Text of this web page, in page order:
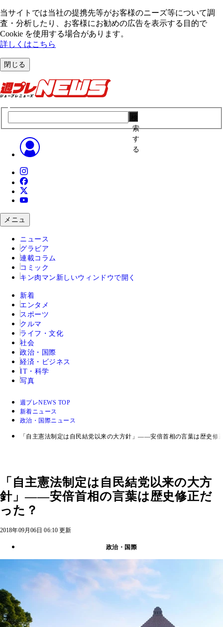
当サイトでは当社の提携先等がお客様のニーズ等について調
査・分析したり、お客様にお勧めの広告を表⽰する⽬的で
Cookie を使⽤する場合があります。
詳しくはこちら
閉じる
索
す
る
メニュ
ニュース
グラビア
連載コラム
コミック
キン肉マン 新しいウィンドウで開く
新着
エンタメ
スポーツ
クルマ
ライフ・文化
社会
政治・国際
経済・ビジネス
IT・科学
写真
週プレNEWS TOP
新着ニュース
政治・国際ニュース
「自主憲法制定は自民結党以来の大方針」――安倍首相の言葉は歴史修
「自主憲法制定は自民結党以来の大方
針」――安倍首相の言葉は歴史修正だ
った？
2018年09月06日 06:10 更新
政治・国際